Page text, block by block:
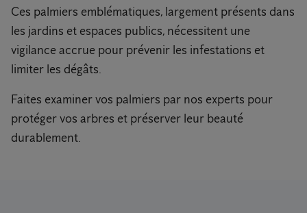
Ces palmiers emblématiques, largement présents dans
les jardins et espaces publics, nécessitent une
vigilance accrue pour prévenir les infestations et
limiter les dégâts.
Faites examiner vos palmiers par nos experts pour
protéger vos arbres et préserver leur beauté
durablement.